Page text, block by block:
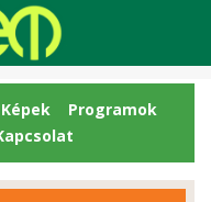
Képek
Programok